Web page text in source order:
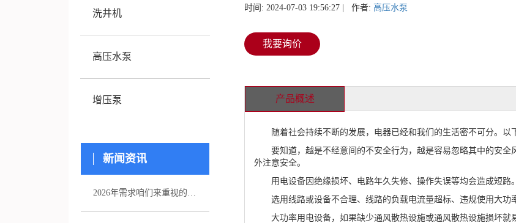
洗井机
高压水泵
增压泵
新闻资讯
2026年需求咱们来重视的五家注浆泵厂家引荐
时间: 2024-07-03 19:56:27 | 作者: 高压水泵
我要询价
产品概述
随着社会持续不断的发展，电器已经和我们的生活密不可分。以
要知道，越是不经意间的不安全行为，越是容易忽略其中的安全
外注意安全。
用电设备因绝缘损坏、电路年久失修、操作失误等均会造成短路
选用线路或设备不合理、线路的负载电流量超标、违规使用大功
大功率用电设备，如果缺少通风散热设施或通风散热设施损坏就